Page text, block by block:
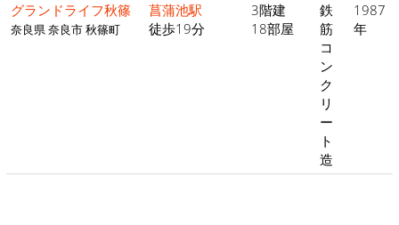
グランドライフ秋篠
奈良県 奈良市 秋篠町
菖蒲池駅
徒歩19分
3階建
18部屋
鉄
筋
コ
ン
ク
リ
ー
ト
造
1987
年